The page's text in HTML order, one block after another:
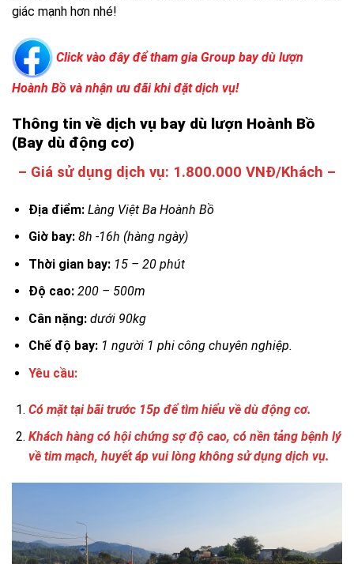
giác mạnh hơn nhé!
Click vào đây để tham gia Group bay dù lượn
Hoành Bồ và nhận ưu đãi khi đặt dịch vụ!
Thông tin về dịch vụ bay dù lượn Hoành Bồ
(Bay dù động cơ)
– Giá sử dụng dịch vụ: 1.800.000 VNĐ/Khách –
Địa điểm:Làng Việt Ba Hoành Bồ
Giờ bay:8h -16h (hàng ngày)
Thời gian bay:15 – 20 phút
Độ cao: 200 – 500m
Cân nặng: dưới 90kg
Chế độ bay: 1 người 1 phi công chuyên nghiệp.
Yêu cầu:
Có mặt tại bãi trước 15p để tìm hiểu về dù động cơ.
Khách hàng có hội chứng sợ độ cao, có nền tảng bệnh lý
về tim mạch, huyết áp vui lòng không sử dụng dịch vụ.